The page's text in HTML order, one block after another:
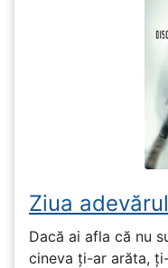
Ziua
Dacă ai afla că nu
cineva ți-ar arăta,